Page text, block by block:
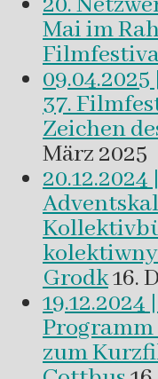
Mai im
37.
Zeichen
März 2025
Grodk16.
zum